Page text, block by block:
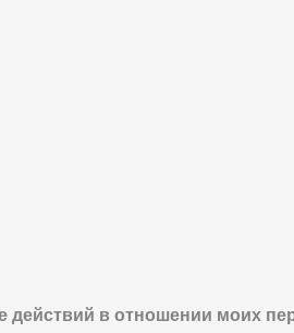
действий в отношении моих